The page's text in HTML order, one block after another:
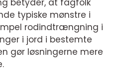
betyder, at fagfolk
typiske mønstre i
rodindtrængning i
i jord i bestemte
gør løsningerne mere